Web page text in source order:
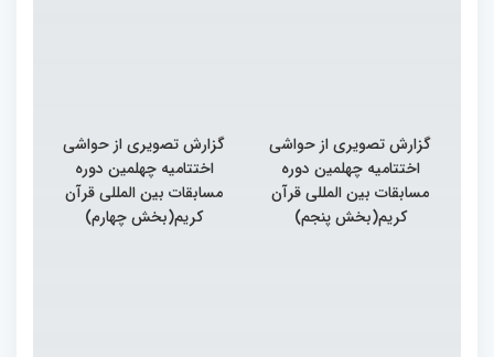
گزارش تصویری از حواشی
اختتامیه چهلمین دوره
مسابقات بین المللی قرآن
کریم(بخش پنجم)
گزارش تصویری از حواشی
اختتامیه چهلمین دوره
مسابقات بین المللی قرآن
کریم(بخش چهارم)